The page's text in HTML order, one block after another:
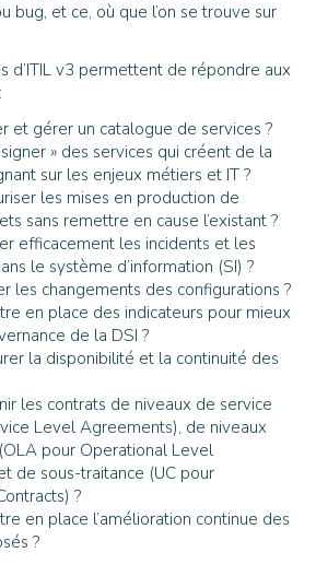
bug, et ce, où que l’on se trouve sur
d’ITIL v3 permettent de répondre aux
et gérer un catalogue de services ?
» des services qui créent de la
sur les enjeux métiers et IT ?
les mises en production de
sans remettre en cause l’existant ?
efficacement les incidents et les
le système d’information (SI) ?
les changements des configurations ?
en place des indicateurs pour mieux
de la DSI ?
la disponibilité et la continuité des
les contrats de niveaux de service
Level Agreements), de niveaux
pour Operational Level
de sous-traitance (UC pour
?
en place l’amélioration continue des
?